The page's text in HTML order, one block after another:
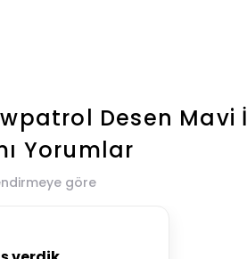
Desen Mavi
Yorumlar
göre